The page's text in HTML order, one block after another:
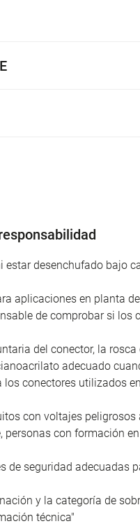
estar desenchufado bajo
aplicaciones en planta
de comprobar si los
del conector, la
adecuado
conectores utilizados
con voltajes
con formación
de seguridad adecuadas
y la categoría de
técnica"